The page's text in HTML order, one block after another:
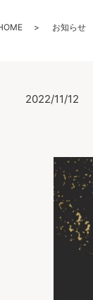
お知らせ
2022/11/12